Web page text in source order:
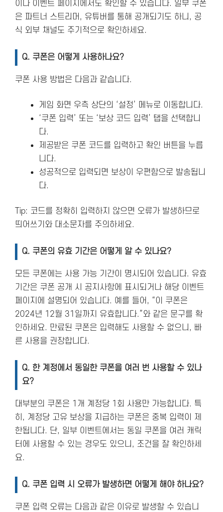
이나 이벤트 페이지에서도 확인할 수 있습니다. 일부 쿠폰
은 파트너 스트리머, 유튜버를 통해 공개되기도 하니, 공
식 외부 채널도 주기적으로 확인하세요.
Q. 쿠폰은 어떻게 사용하나요?
쿠폰 사용 방법은 다음과 같습니다.
게임 화면 우측 상단의 ‘설정’ 메뉴로 이동합니다.
‘쿠폰 입력’ 또는 ‘보상 코드 입력’ 탭을 선택합니
다.
제공받은 쿠폰 코드를 입력하고 확인 버튼을 누릅
니다.
성공적으로 입력되면 보상이 우편함으로 발송됩니
다.
Tip: 코드를 정확히 입력하지 않으면 오류가 발생하므로
띄어쓰기와 대소문자를 주의하세요.
Q. 쿠폰의 유효 기간은 어떻게 알 수 있나요?
모든 쿠폰에는 사용 가능 기간이 명시되어 있습니다. 유효
기간은 쿠폰 공개 시 공지사항에 표시되거나 해당 이벤트
페이지에 설명되어 있습니다. 예를 들어, “이 쿠폰은
2024년 12월 31일까지 유효합니다.”와 같은 문구를 확
인하세요. 만료된 쿠폰은 입력해도 사용할 수 없으니, 빠
른 사용을 권장합니다.
Q. 한 계정에서 동일한 쿠폰을 여러 번 사용할 수 있나
요?
대부분의 쿠폰은 1개 계정당 1회 사용만 가능합니다. 특
히, 계정당 고유 보상을 지급하는 쿠폰은 중복 입력이 제
한됩니다. 단, 일부 이벤트에서는 동일 쿠폰을 여러 캐릭
터에 사용할 수 있는 경우도 있으니, 조건을 잘 확인하세
요.
Q. 쿠폰 입력 시 오류가 발생하면 어떻게 해야 하나요?
쿠폰 입력 오류는 다음과 같은 이유로 발생할 수 있습니